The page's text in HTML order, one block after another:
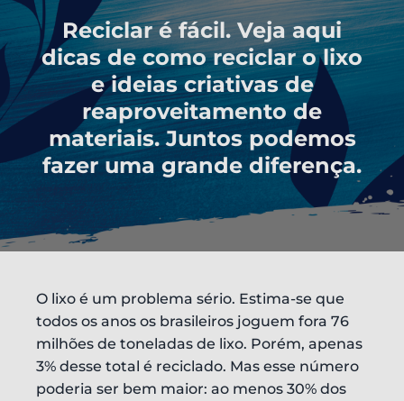
Reciclar é fácil. Veja aqui
dicas de como reciclar o lixo
e ideias criativas de
reaproveitamento de
materiais. Juntos podemos
fazer uma grande diferença.
O lixo é um problema sério. Estima-se que
todos os anos os brasileiros joguem fora 76
milhões de toneladas de lixo. Porém, apenas
3% desse total é reciclado. Mas esse número
poderia ser bem maior: ao menos 30% dos